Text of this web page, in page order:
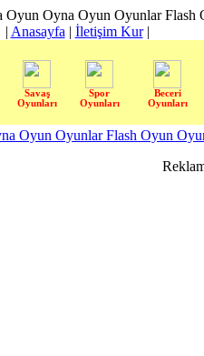
Oyna Oyun Oyunlar Flash
| Anasayfa | İletişim Kur|
Savaş
Oyunları
Spor
Oyunları
Beceri
Oyunları
Oyun Oyunlar Flash Oyun